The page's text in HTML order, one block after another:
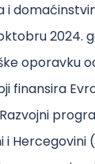
i
2024.
oporavku
finansira
i